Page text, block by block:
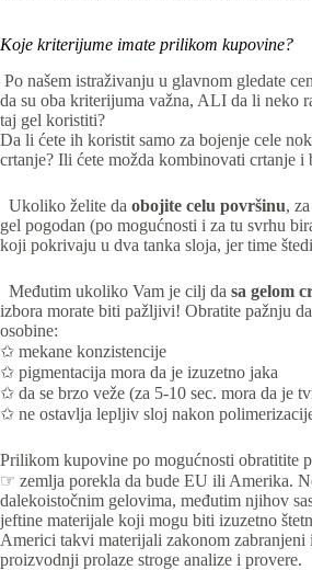
Koje kriterijume imate prilikom kupovine?
Po našem istraživanju u glavnom gledate
da su oba kriterijuma važna, ALI da li neko
taj gel koristiti?
Da li ćete ih koristit samo za bojenje cele
crtanje? Ili ćete možda kombinovati crtanje i
Ukoliko želite da obojite celu površinu,
gel pogodan (po mogućnosti i za tu svrhu
koji pokrivaju u dva tanka sloja, jer time
Međutim ukoliko Vam je cilj da sa gelom
izbora morate biti pažljivi! Obratite pažnju
osobine:
✩ mekane konzistencije
✩ pigmentacija mora da je izuzetno jaka
✩ da se brzo veže (za 5-10 sec. mora da je
✩ ne ostavlja lepljiv sloj nakon
Prilikom kupovine po mogućnosti obratitite
☞ zemlja porekla da bude EU ili Amerika.
dalekoistočnim gelovima, međutim njihov
jeftine materijale koji mogu biti izuzetno
Americi takvi materijali zakonom
proizvodnji prolaze stroge analize i provere.